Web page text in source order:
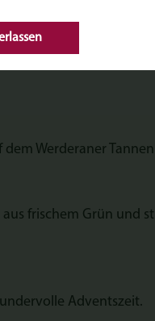
Werderaner
frischem Grün und
Adventszeit.